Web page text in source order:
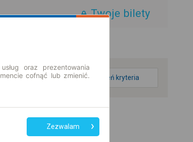
Twoje bilety
zmień kryteria
oraz prezentowania
cofnąć lub zmienić.
Zezwalam